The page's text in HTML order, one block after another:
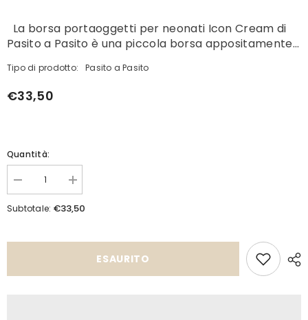
La borsa portaoggetti per neonati Icon Cream di
Pasito a Pasito è una piccola borsa appositamente...
Tipo di prodotto: Pasito a Pasito
€33,50
Quantità:
Diminuisci
quantità
per
Aumenta
quantità
per
Beauty
Subtotale: €33,50
ESAURITO